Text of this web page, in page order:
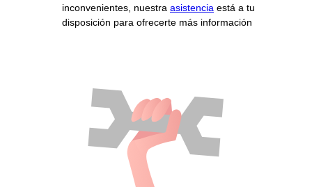
inconvenientes, nuestra asistencia está a tu
disposición para ofrecerte más información